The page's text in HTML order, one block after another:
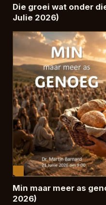
Die groei wat onder
Julie 2026)
Min maar meer as
2026)